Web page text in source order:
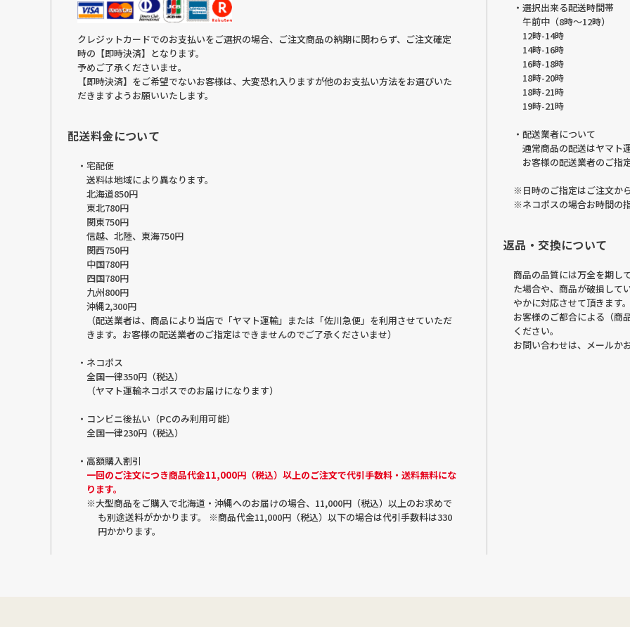
クレジットカードでのお支払いをご選択の場合、ご注文商品の納期に関わらず、ご注文確定
時の【即時決済】となります。
予めご了承くださいませ。
【即時決済】をご希望でないお客様は、大変恐れ入りますが他のお支払い方法をお選びいた
だきますようお願いいたします。
配送料金について
・宅配便
送料は地域により異なります。
北海道850円
東北780円
関東750円
信越、北陸、東海750円
関西750円
中国780円
四国780円
九州800円
沖縄2,300円
（配送業者は、商品により当店で「ヤマト運輸」または「佐川急便」を利用させていただ
きます。お客様の配送業者のご指定はできませんのでご了承くださいませ）
・ネコポス
全国一律350円（税込）
（ヤマト運輸ネコポスでのお届けになります）
・コンビニ後払い（PCのみ利用可能）
全国一律230円（税込）
・高額購入割引
一回のご注文につき商品代金11,000円（税込）以上のご注文で代引手数料・送料無料にな
ります。
※大型商品をご購入で北海道・沖縄へのお届けの場合、11,000円（税込）以上のお求めで
も別途送料がかかります。 ※商品代金11,000円（税込）以下の場合は代引手数料は330
円かかります。
・選択出来る配送時間帯
午前中（8時～12時）
12時-14時
14時-16時
16時-18時
18時-20時
18時-21時
19時-21時
・配送業者について
通常商品の配送はヤマト
お客様の配送業者のご指
※日時のご指定はご注文か
※ネコポスの場合お時間の
返品・交換について
商品の品質には万全を期し
た場合や、商品が破損して
やかに対応させて頂きます
お客様のご都合による（商
ください。
お問い合わせは、メールか